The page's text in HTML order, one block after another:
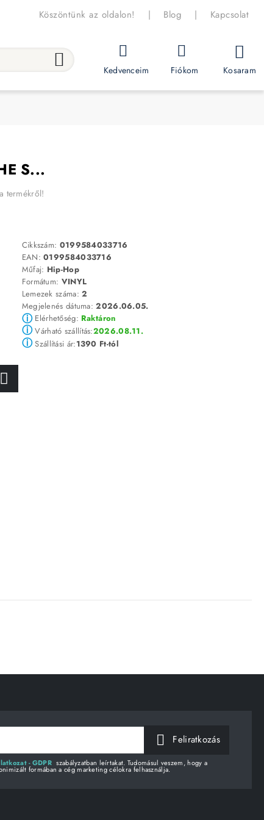
Köszöntünk az oldalon! | Blog | Kapcsolat
Kedvenceim Fiókom Kosaram
S...
termékről!
Cikkszám: 0199584033716
EAN:0199584033716
Műfaj: Hip-Hop
Formátum: VINYL
Lemezek száma:2
Megjelenés dátuma:2026.06.05.
ⓘElérhetőség: Raktáron
ⓘVárható szállítás:2026.08.11.
ⓘSzállítási ár:1390 Ft-tól
Feliratkozás
- GDPR szabályzatban leírtakat. Tudomásul veszem, hogy a
formában a cég marketing célokra felhasználja.